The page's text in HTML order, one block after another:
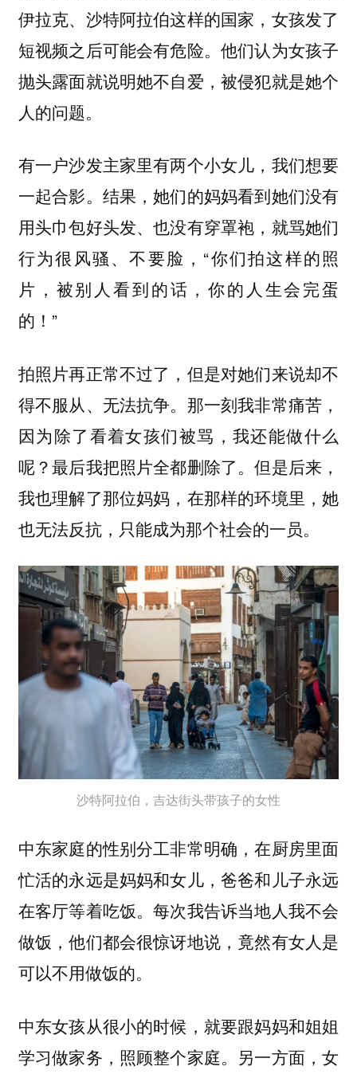
伊拉克、沙特阿拉伯这样的国家，女孩发了
短视频之后可能会有危险。他们认为女孩子
抛头露面就说明她不自爱，被侵犯就是她个
人的问题。
有一户沙发主家里有两个小女儿，我们想要
一起合影。结果，她们的妈妈看到她们没有
用头巾包好头发、也没有穿罩袍，就骂她们
行为很风骚、不要脸，“你们拍这样的照
片，被别人看到的话，你的人生会完蛋
的！”
拍照片再正常不过了，但是对她们来说却不
得不服从、无法抗争。那一刻我非常痛苦，
因为除了看着女孩们被骂，我还能做什么
呢？最后我把照片全都删除了。但是后来，
我也理解了那位妈妈，在那样的环境里，她
也无法反抗，只能成为那个社会的一员。
沙特阿拉伯，吉达街头带孩子的女性
中东家庭的性别分工非常明确，在厨房里面
忙活的永远是妈妈和女儿，爸爸和儿子永远
在客厅等着吃饭。每次我告诉当地人我不会
做饭，他们都会很惊讶地说，竟然有女人是
可以不用做饭的。
中东女孩从很小的时候，就要跟妈妈和姐姐
学习做家务，照顾整个家庭。另一方面，女